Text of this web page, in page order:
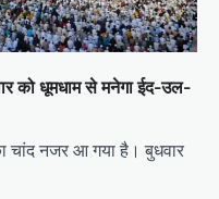
को धूमधाम से मनेगा ईद-उल-
चांद नजर आ गया है। बुधवार